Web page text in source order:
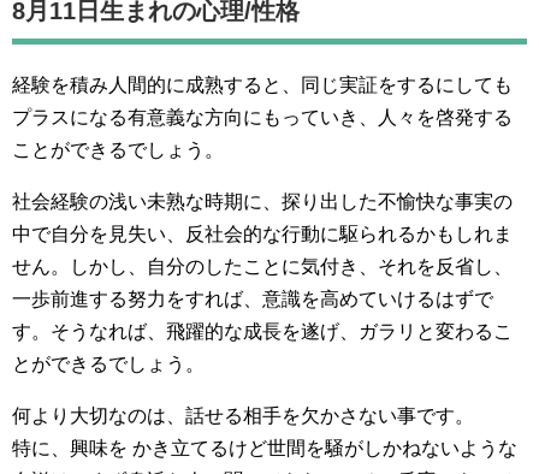
8月11日生まれの心理/性格
経験を積み人間的に成熟すると、同じ実証をするにしても
プラスになる有意義な方向にもっていき、人々を啓発する
ことができるでしょう。
社会経験の浅い未熟な時期に、探り出した不愉快な事実の
中で自分を見失い、反社会的な行動に駆られるかもしれま
せん。しかし、自分のしたことに気付き、それを反省し、
一歩前進する努力をすれば、意識を高めていけるはずで
す。そうなれば、飛躍的な成長を遂げ、ガラリと変わるこ
とができるでしょう。
何より大切なのは、話せる相手を欠かさない事です。
特に、興味を かき立てるけど世間を騒がしかねないような